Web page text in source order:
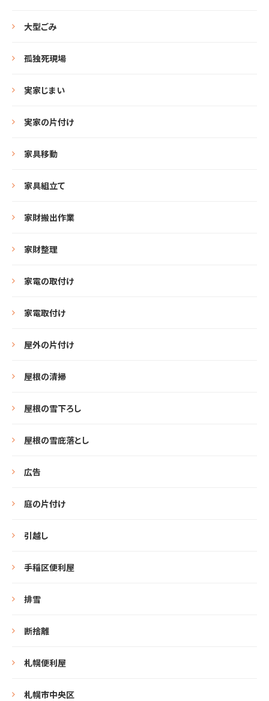
大型ごみ
孤独死現場
実家じまい
実家の片付け
家具移動
家具組立て
家財搬出作業
家財整理
家電の取付け
家電取付け
屋外の片付け
屋根の清掃
屋根の雪下ろし
屋根の雪庇落とし
広告
庭の片付け
引越し
手稲区便利屋
排雪
断捨離
札幌便利屋
札幌市中央区